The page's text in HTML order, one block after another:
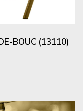
BOUC (13110)